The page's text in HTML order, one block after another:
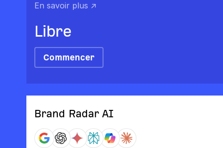
En savoir plus ↗
Libre
Commencer
Brand Radar AI